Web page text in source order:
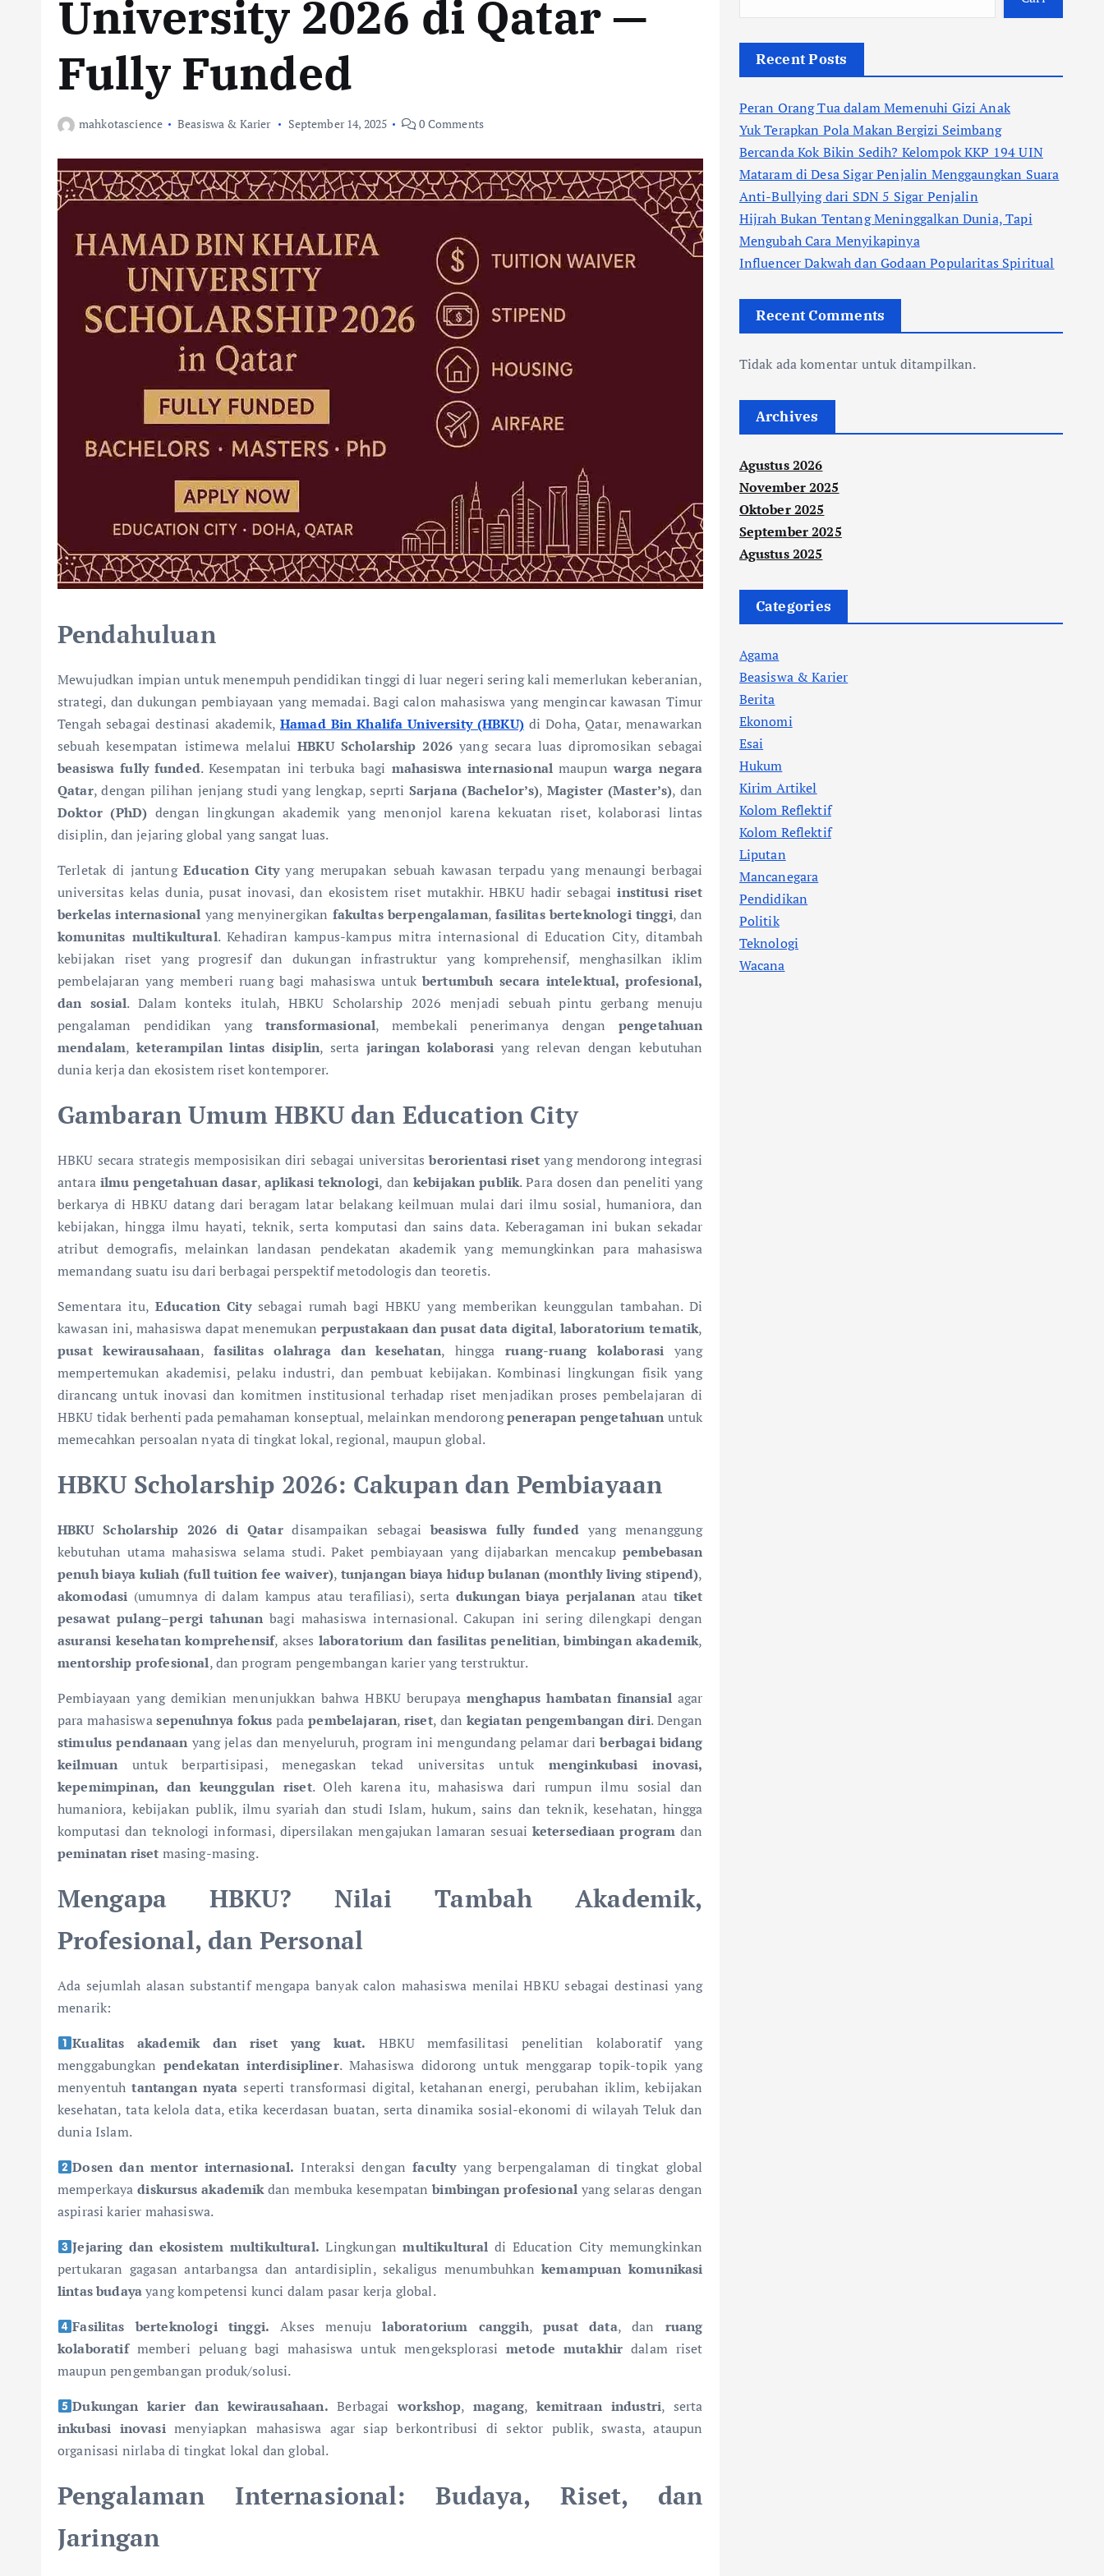
University 2026 di Qatar —
Fully Funded
mahkotascience Beasiswa & Karier September 14, 2025 0 Comments
Pendahuluan
Mewujudkan impian untuk menempuh pendidikan tinggi di luar negeri sering kali memerlukan keberanian,
strategi, dan dukungan pembiayaan yang memadai. Bagi calon mahasiswa yang mengincar kawasan Timur
Tengah sebagai destinasi akademik, Hamad Bin Khalifa University (HBKU)di Doha, Qatar, menawarkan
sebuah kesempatan istimewa melaluiHBKU Scholarship 2026 yang secara luas dipromosikan sebagai
beasiswa fully funded. Kesempatan ini terbuka bagi mahasiswa internasional maupunwarga negara
Qatar, dengan pilihan jenjang studi yang lengkap, seprti Sarjana (Bachelor’s),Magister (Master’s), dan
Doktor (PhD) dengan lingkungan akademik yang menonjol karena kekuatan riset, kolaborasi lintas
disiplin, dan jejaring global yang sangat luas.
Terletak di jantungEducation Cityyang merupakan sebuah kawasan terpadu yang menaungi berbagai
universitas kelas dunia, pusat inovasi, dan ekosistem riset mutakhir. HBKU hadir sebagaiinstitusi riset
berkelas internasional yang menyinergikan fakultas berpengalaman,fasilitas berteknologi tinggi, dan
komunitas multikultural. Kehadiran kampus-kampus mitra internasional di Education City, ditambah
kebijakan riset yang progresif dan dukungan infrastruktur yang komprehensif, menghasilkan iklim
pembelajaran yang memberi ruang bagi mahasiswa untukbertumbuh secara intelektual, profesional,
dan sosial. Dalam konteks itulah, HBKU Scholarship 2026 menjadi sebuah pintu gerbang menuju
pengalaman pendidikan yang transformasional, membekali penerimanya dengan pengetahuan
mendalam, keterampilan lintas disiplin, sertajaringan kolaborasi yang relevan dengan kebutuhan
dunia kerja dan ekosistem riset kontemporer.
Gambaran Umum HBKU dan Education City
HBKU secara strategis memposisikan diri sebagai universitasberorientasi riset yang mendorong integrasi
antara ilmu pengetahuan dasar, aplikasi teknologi, dan kebijakan publik. Para dosen dan peneliti yang
berkarya di HBKU datang dari beragam latar belakang keilmuan mulai dari ilmu sosial, humaniora, dan
kebijakan, hingga ilmu hayati, teknik, serta komputasi dan sains data. Keberagaman ini bukan sekadar
atribut demografis, melainkan landasan pendekatan akademik yang memungkinkan para mahasiswa
memandang suatu isu dari berbagai perspektif metodologis dan teoretis.
Sementara itu, Education Citysebagai rumah bagi HBKU yang memberikan keunggulan tambahan. Di
kawasan ini, mahasiswa dapat menemukan perpustakaan dan pusat data digital, laboratorium tematik,
pusat kewirausahaan,fasilitas olahraga dan kesehatan, hinggaruang-ruang kolaborasi yang
mempertemukan akademisi, pelaku industri, dan pembuat kebijakan. Kombinasi lingkungan fisik yang
dirancang untuk inovasi dan komitmen institusional terhadap riset menjadikan proses pembelajaran di
HBKU tidak berhenti pada pemahaman konseptual, melainkan mendorongpenerapan pengetahuan untuk
memecahkan persoalan nyata di tingkat lokal, regional, maupun global.
HBKU Scholarship 2026: Cakupan dan Pembiayaan
HBKU Scholarship 2026 di Qatardisampaikan sebagai beasiswa fully fundedyang menanggung
kebutuhan utama mahasiswa selama studi. Paket pembiayaan yang dijabarkan mencakup pembebasan
penuh biaya kuliah (full tuition fee waiver), tunjangan biaya hidup bulanan (monthly living stipend),
akomodasi (umumnya di dalam kampus atau terafiliasi), serta dukungan biaya perjalanan atau tiket
pesawat pulang–pergi tahunan bagi mahasiswa internasional. Cakupan ini sering dilengkapi dengan
asuransi kesehatan komprehensif, akses laboratorium dan fasilitas penelitian,bimbingan akademik,
mentorship profesional, dan program pengembangan karier yang terstruktur.
Pembiayaan yang demikian menunjukkan bahwa HBKU berupayamenghapus hambatan finansial agar
para mahasiswasepenuhnya fokus padapembelajaran, riset, dan kegiatan pengembangan diri. Dengan
stimulus pendanaan yang jelas dan menyeluruh, program ini mengundang pelamar dariberbagai bidang
keilmuan untuk berpartisipasi, menegaskan tekad universitas untuk menginkubasi inovasi,
kepemimpinan, dan keunggulan riset. Oleh karena itu, mahasiswa dari rumpun ilmu sosial dan
humaniora, kebijakan publik, ilmu syariah dan studi Islam, hukum, sains dan teknik, kesehatan, hingga
komputasi dan teknologi informasi, dipersilakan mengajukan lamaran sesuai ketersediaan program dan
peminatan riset masing-masing.
Mengapa HBKU? Nilai Tambah Akademik,
Profesional, dan Personal
Ada sejumlah alasan substantif mengapa banyak calon mahasiswa menilai HBKU sebagai destinasi yang
menarik:
Kualitas akademik dan riset yang kuat. HBKU memfasilitasi penelitian kolaboratif yang
menggabungkan pendekatan interdisipliner. Mahasiswa didorong untuk menggarap topik-topik yang
menyentuhtantangan nyata seperti transformasi digital, ketahanan energi, perubahan iklim, kebijakan
kesehatan, tata kelola data, etika kecerdasan buatan, serta dinamika sosial-ekonomi di wilayah Teluk dan
dunia Islam.
Dosen dan mentor internasional. Interaksi denganfacultyyang berpengalaman di tingkat global
memperkayadiskursus akademikdan membuka kesempatanbimbingan profesional yang selaras dengan
aspirasi karier mahasiswa.
Jejaring dan ekosistem multikultural. Lingkunganmultikultural di Education City memungkinkan
pertukaran gagasan antarbangsa dan antardisiplin, sekaligus menumbuhkankemampuan komunikasi
lintas budayayang kompetensi kunci dalam pasar kerja global.
Fasilitas berteknologi tinggi. Akses menujulaboratorium canggih,pusat data, dan ruang
kolaboratifmemberi peluang bagi mahasiswa untuk mengeksplorasimetode mutakhir dalam riset
maupun pengembangan produk/solusi.
Dukungan karier dan kewirausahaan. Berbagaiworkshop,magang, kemitraan industri, serta
inkubasi inovasimenyiapkan mahasiswa agar siap berkontribusi di sektor publik, swasta, ataupun
organisasi nirlaba di tingkat lokal dan global.
Pengalaman Internasional: Budaya, Riset, dan
Jaringan
Recent Posts
Peran Orang Tua dalam Memenuhi Gizi Anak
Yuk Terapkan Pola Makan Bergizi Seimbang
Bercanda Kok Bikin Sedih? Kelompok KKP 194 UIN
Mataram di Desa Sigar Penjalin Menggaungkan Suara
Anti-Bullying dari SDN 5 Sigar Penjalin
Hijrah Bukan Tentang Meninggalkan Dunia, Tapi
Mengubah Cara Menyikapinya
Influencer Dakwah dan Godaan Popularitas Spiritual
Recent Comments
Tidak ada komentar untuk ditampilkan.
Archives
Agustus 2026
November 2025
Oktober 2025
September 2025
Agustus 2025
Categories
Agama
Beasiswa & Karier
Berita
Ekonomi
Esai
Hukum
Kirim Artikel
Kolom Reflektif
Kolom Reflektif
Liputan
Mancanegara
Pendidikan
Politik
Teknologi
Wacana